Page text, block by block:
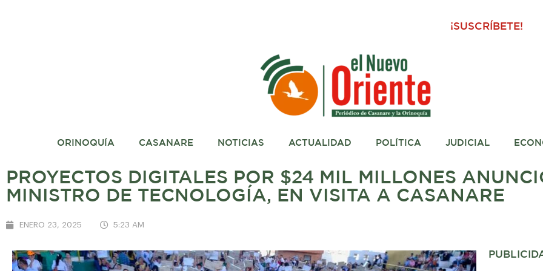
¡SUSCRÍBETE!
ORINOQUÍA CASANARE NOTICIAS ACTUALIDAD POLÍTICA JUDICIAL
PROYECTOS DIGITALES POR $24 MIL MILLONES
MINISTRO DE TECNOLOGÍA, EN VISITA A CASANARE
ENERO 23, 2025 5:23 AM